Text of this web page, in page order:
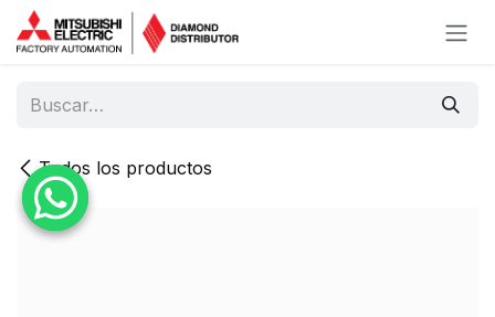
Ir al contenido
Todos los productos